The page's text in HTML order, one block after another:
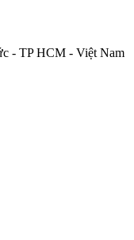
- TP HCM - Việt Nam